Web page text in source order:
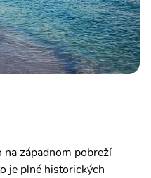
na západnom pobreží
je plné historických